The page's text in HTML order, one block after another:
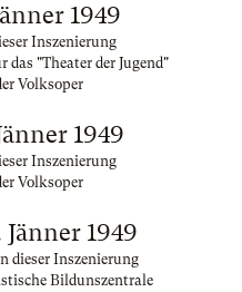
1949
Inszenierung
das "Theater der Jugend"
Volksoper
1949
Inszenierung
Volksoper
1949
Inszenierung
Bildunszentrale